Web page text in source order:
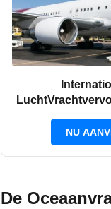
NU
De